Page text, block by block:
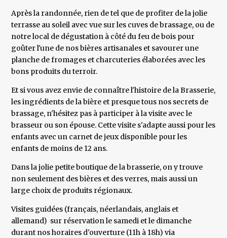
Après la randonnée, rien de tel que de profiter de la jolie
terrasse au soleil avec vue sur les cuves de brassage, ou de
notre local de dégustation à côté du feu de bois pour
goûter l'une de nos bières artisanales et savourer une
planche de fromages et charcuteries élaborées avec les
bons produits du terroir.
Et si vous avez envie de connaître l'histoire de la Brasserie,
les ingrédients de la bière et presque tous nos secrets de
brassage, n'hésitez pas à participer à la visite avec le
brasseur ou son épouse. Cette visite s'adapte aussi pour les
enfants avec un carnet de jeux disponible pour les
enfants de moins de 12 ans.
Dans la jolie petite boutique de la brasserie, on y trouve
non seulement des bières et des verres, mais aussi un
large choix de produits régionaux.
Visites guidées (français, néerlandais, anglais et
allemand) sur réservation le samedi et le dimanche
durant nos horaires d'ouverture (11h à 18h) via